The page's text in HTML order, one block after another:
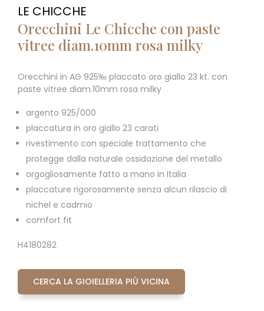
LE CHICCHE
Orecchini Le Chicche con paste
vitree diam.10mm rosa milky
Orecchini in AG 925‰ placcato oro giallo 23 kt. con
paste vitree diam.10mm rosa milky
argento 925/000
placcatura in oro giallo 23 carati
rivestimento con speciale trattamento che
protegge dalla naturale ossidazione del metallo
orgogliosamente fatto a mano in Italia
placcature rigorosamente senza alcun rilascio di
nichel e cadmio
comfort fit
H4180282
CERCA LA GIOIELLERIA PIÙ VICINA